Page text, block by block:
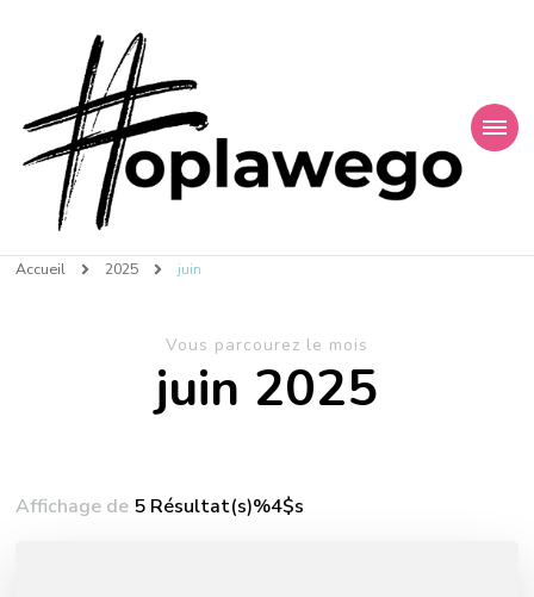
Accueil 2025 juin
Vous parcourez le mois
juin 2025
Affichage de 5 Résultat(s)%4$s